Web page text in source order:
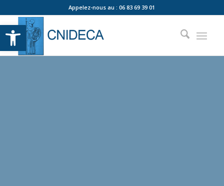
Ouvrir la barre d’outils
Appelez-nous au :06 83 69 39 01